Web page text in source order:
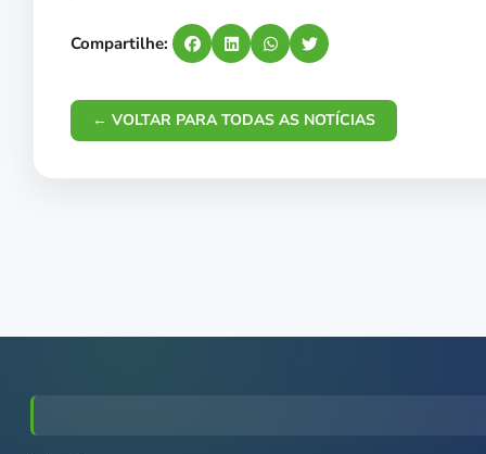
Compartilhe:
← VOLTAR PARA TODAS AS NOTÍCIAS